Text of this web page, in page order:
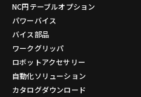
NC円テーブルオプション
パワーバイス
バイス部品
ワークグリッパ
ロボットアクセサリー
自動化ソリューション
カタログダウンロード